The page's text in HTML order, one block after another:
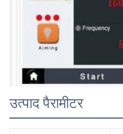
उत्पाद पैरामीटर